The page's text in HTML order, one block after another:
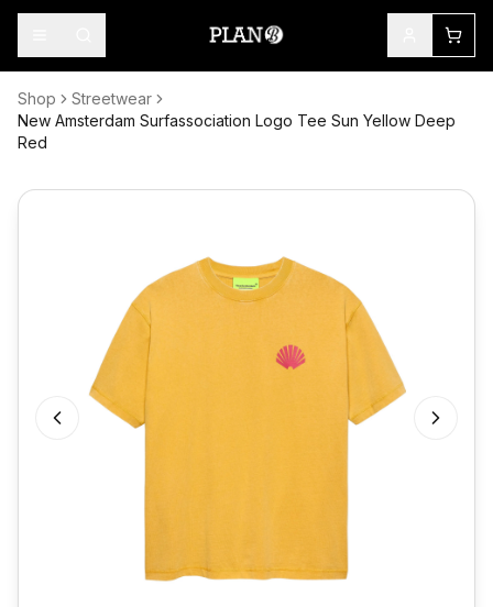
Shop
Streetwear
New Amsterdam Surfassociation Logo Tee Sun Yellow Deep
Red